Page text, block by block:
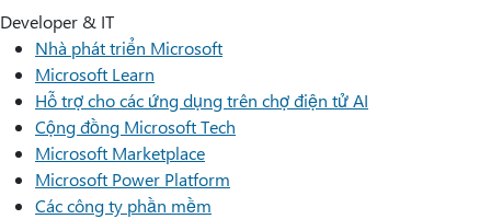
Developer & IT
Nhà phát triển Microsoft
Microsoft Learn
Hỗ trợ cho các ứng dụng trên chợ điện tử AI
Cộng đồng Microsoft Tech
Microsoft Marketplace
Microsoft Power Platform
Các công ty phần mềm